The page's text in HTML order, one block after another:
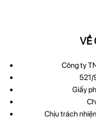
VỀ
Công ty
521/
Giấy
Chịu trách